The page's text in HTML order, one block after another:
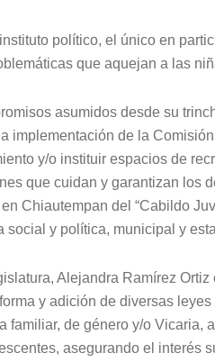
político, el único en
que aquejan a las
asumidos desde su
implementación de la
y/o instituir espacios de
que cuidan y garantizan los
Chiautempan del “Cabildo
social y política, municipal y
Alejandra Ramírez
y adición de diversas
familiar, de género y/o Vicaria,
asegurando el interés